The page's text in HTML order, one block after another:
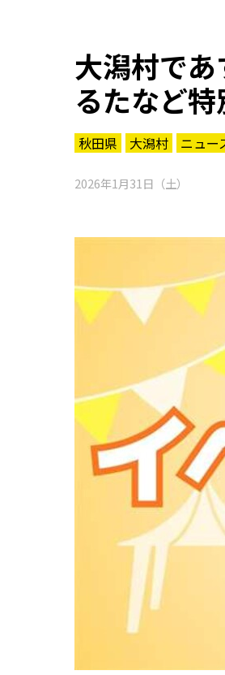
大潟村で
るたなど
秋田県 大潟村 ニュー
2026年1月31日（土）
まつり・イベント
おみやげ・特産
アウトドア・レジャー